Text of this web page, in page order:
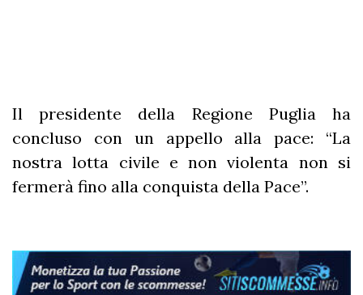
Il presidente della Regione Puglia ha
concluso con un appello alla pace: “La
nostra lotta civile e non violenta non si
fermerà fino alla conquista della Pace”.